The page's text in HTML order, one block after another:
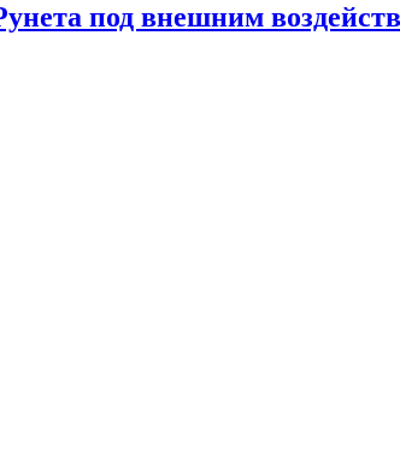
под внешним